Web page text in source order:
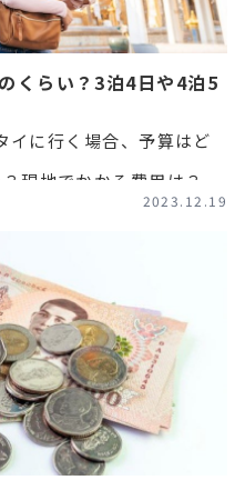
くらい？3泊4日や4泊5
イに行く場合、予算はど
現地でかかる費用は？な
ついて解説！
2023.12.19